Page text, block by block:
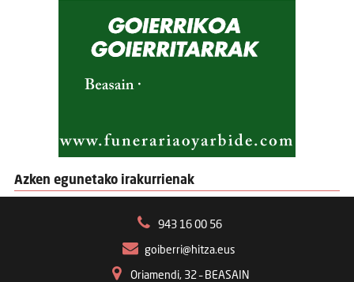
Azken egunetako irakurrienak
943 16 00 56
goiberri@hitza.eus
Oriamendi, 32 – BEASAIN